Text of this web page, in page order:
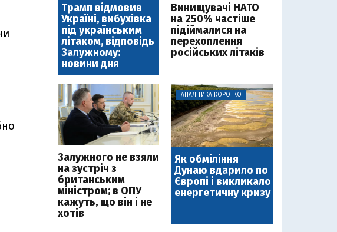
Трамп відмовив
Україні, вибухівка
під українським
літаком, відповідь
Залужному:
новини дня
Винищувачі НАТО
на 250% частіше
підіймалися на
перехоплення
російських літаків
Залужного не взяли
на зустріч з
британським
міністром; в ОПУ
кажуть, що він і не
хотів
АНАЛІТИКА КОРОТКО
Як обміління
Дунаю вдарило по
Європі і викликало
енергетичну кризу